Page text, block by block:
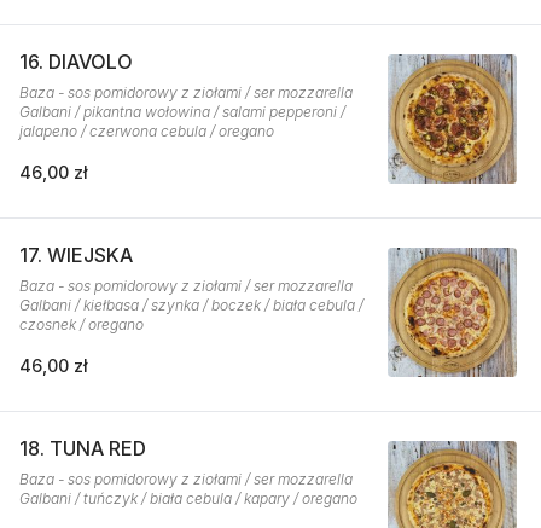
16. DIAVOLO
Baza - sos pomidorowy z ziołami / ser mozzarella
Galbani / pikantna wołowina / salami pepperoni /
jalapeno / czerwona cebula / oregano
46,00 zł
17. WIEJSKA
Baza - sos pomidorowy z ziołami / ser mozzarella
Galbani / kiełbasa / szynka / boczek / biała cebula /
czosnek / oregano
46,00 zł
18. TUNA RED
Baza - sos pomidorowy z ziołami / ser mozzarella
Galbani / tuńczyk / biała cebula / kapary / oregano